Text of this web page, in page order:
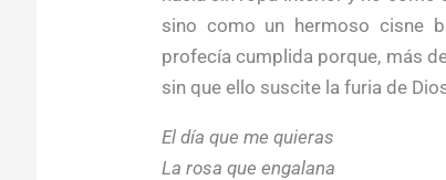
sino como un hermoso cisne
profecía cumplida porque, más
sin que ello suscite la furia de
El día que me quieras
La rosa que engalana